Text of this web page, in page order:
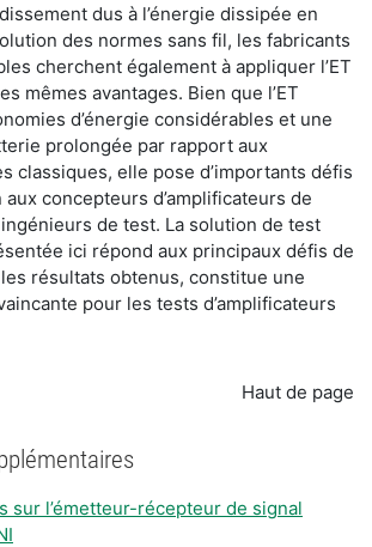
dus à l’énergie dissipée en
des normes sans fil, les fabricants
cherchent également à appliquer l’ET
mêmes avantages. Bien que l’ET
d’énergie considérables et une
prolongée par rapport aux
classiques, elle pose d’importants défis
aux concepteurs d’amplificateurs de
de test. La solution de test
ici répond aux principaux défis de
résultats obtenus, constitue une
pour les tests d’amplificateurs
Haut de page
sur l’émetteur-récepteur de signal